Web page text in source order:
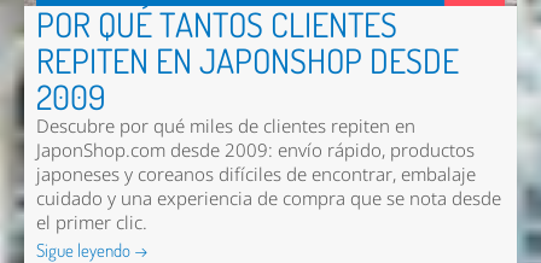
POR QUÉ TANTOS CLIENTES
REPITEN EN JAPONSHOP DESDE
2009
Descubre por qué miles de clientes repiten en
JaponShop.com desde 2009: envío rápido, productos
japoneses y coreanos difíciles de encontrar, embalaje
cuidado y una experiencia de compra que se nota desde
el primer clic.
Sigue leyendo →